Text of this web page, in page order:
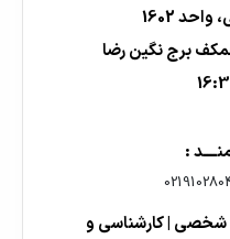
برج نگین رضا
| کارشناسی و